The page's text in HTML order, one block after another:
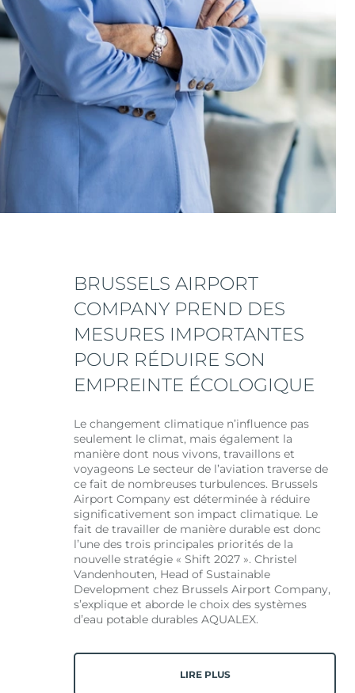
BRUSSELS AIRPORT
COMPANY PREND DES
MESURES IMPORTANTES
POUR RÉDUIRE SON
EMPREINTE ÉCOLOGIQUE
Le changement climatique n’influence pas
seulement le climat, mais également la
manière dont nous vivons, travaillons et
voyageons Le secteur de l’aviation traverse de
ce fait de nombreuses turbulences. Brussels
Airport Company est déterminée à réduire
significativement son impact climatique. Le
fait de travailler de manière durable est donc
l’une des trois principales priorités de la
nouvelle stratégie « Shift 2027 ». Christel
Vandenhouten, Head of Sustainable
Development chez Brussels Airport Company,
s’explique et aborde le choix des systèmes
d’eau potable durables AQUALEX.
LIRE PLUS